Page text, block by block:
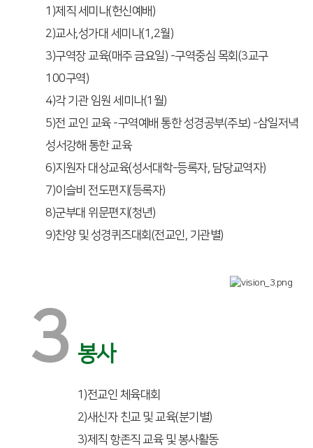
1)제직 세미나(헌신예배)
2)교사,성가대 세미나(1,2월)
3)구역장 교육(매주 금요일) -구역중심 목회(3교구
100구역)
4)각 기관 임원 세미나(1월)
5)전 교인 교육 -구역예배 통한 성경공부(주보) -삼일저녁
성서강해 통한 교육
6)지원자 대상교육(성서대학-등록자, 담당교역자)
7)이슬비 전도편지(등록자)
8)군부대 위문편지(청년)
9)찬양 및 성경퀴즈대회(전교인, 기관별)
3 봉사
1)전교인 체육대회
2)새신자 친교 및 교육(분기별)
3)제직 항존직 교육 및 봉사활동